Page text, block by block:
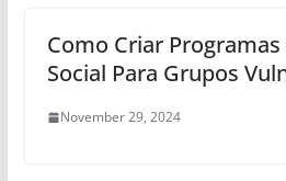
Como Criar
Social Para Grupos
November 29, 2024